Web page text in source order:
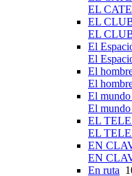
EL
EL
EL
El
El
El
El
El
El
EL
EL
EN
EN
En ruta